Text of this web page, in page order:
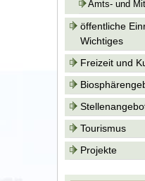
Amts- und
öffentliche
Wichtiges
Freizeit und
Tourismus
Projekte